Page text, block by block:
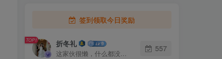
签到领取今日奖励
TOP1 折冬礼
这家伙很懒，什么都没有写...
557